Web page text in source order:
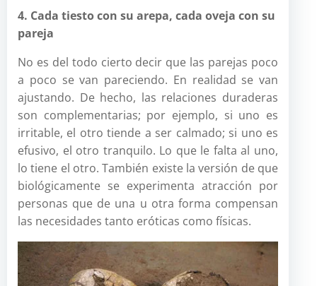
4. Cada tiesto con su arepa, cada oveja con su
pareja
No es del todo cierto decir que las parejas poco
a poco se van pareciendo. En realidad se van
ajustando. De hecho, las relaciones duraderas
son complementarias; por ejemplo, si uno es
irritable, el otro tiende a ser calmado; si uno es
efusivo, el otro tranquilo. Lo que le falta al uno,
lo tiene el otro. También existe la versión de que
biológicamente se experimenta atracción por
personas que de una u otra forma compensan
las necesidades tanto eróticas como físicas.